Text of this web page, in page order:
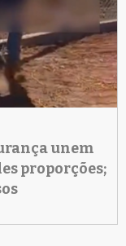
unem
proporções;